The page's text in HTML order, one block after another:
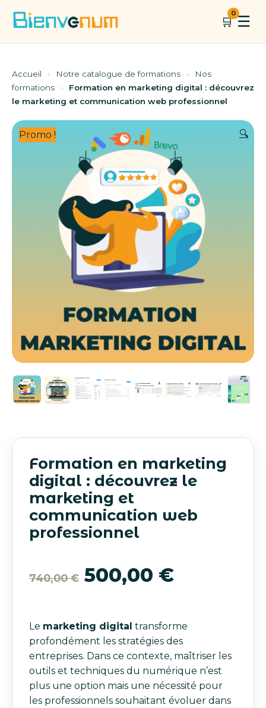
🛒
0
☰
Accueil › Notre catalogue de formations ›
Nos
formations
›
Formation en marketing digital : découvrez
le marketing et communication web professionnel
Promo ! 🔍
Formation en marketing
digital : découvrez le
marketing et
communication web
professionnel
740,00€ Le
initial
était :
740,00 €.
500,00 €Le
actuel
est :
500,00
Le marketing digital transforme
profondément les stratégies des
entreprises. Dans ce contexte, maîtriser les
outils et techniques du numérique n’est
plus une option mais une nécessité pour
les professionnels souhaitant évoluer dans